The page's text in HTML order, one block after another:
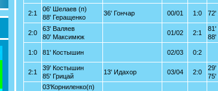
2:1
06' Шелаев (п)
88' Геращенко
36' Гончар 00/01 1:0 72'
2:0
63' Валяев
80' Максимюк
01/02 2:1
81'
88'
1:0 81' Костышин 02/03 0:2
2:1
39' Костышин
85' Грицай
13' Идахор 03/04 2:0
29'
75'
03'Корниленко(п)